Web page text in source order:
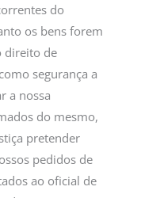
do
os bens forem
direito de
segurança a
a nossa
do mesmo,
pretender
pedidos de
ao oficial de